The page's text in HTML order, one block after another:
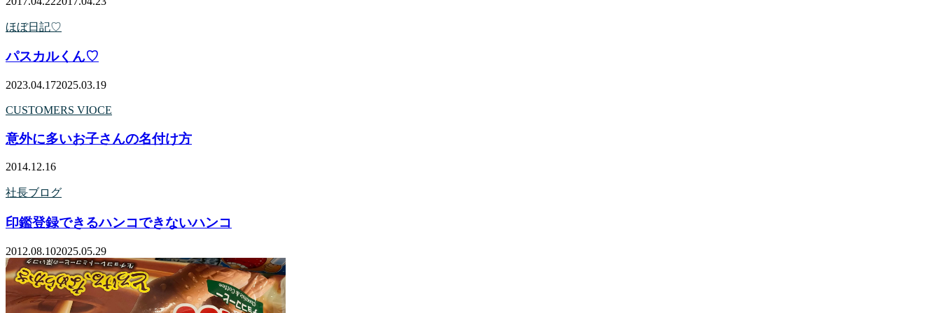
ほぼ日記♡
パスカルくん♡
2023.04.172025.03.19
CUSTOMERS VIOCE
意外に多いお子さんの名付け方
2014.12.16
社長ブログ
印鑑登録できるハンコできないハンコ
2012.08.102025.05.29